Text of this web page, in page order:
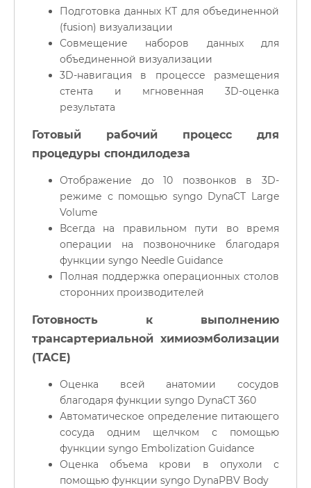
Подготовка данных КТ для объединенной
(fusion) визуализации
Совмещение наборов данных для
объединенной визуализации
3D-навигация в процессе размещения
стента и мгновенная 3D-оценка
результата
Готовый рабочий процесс для
процедуры спондилодеза
Отображение до 10 позвонков в 3D-
режиме с помощью syngo DynaCT Large
Volume
Всегда на правильном пути во время
операции на позвоночнике благодаря
функции syngo Needle Guidance
Полная поддержка операционных столов
сторонних производителей
Готовность к выполнению
трансартериальной химиоэмболизации
(TACE)
Оценка всей анатомии сосудов
благодаря функции syngo DynaCT 360
Автоматическое определение питающего
сосуда одним щелчком с помощью
функции syngo Embolization Guidance
Оценка объема крови в опухоли с
помощью функции syngo DynaPBV Body